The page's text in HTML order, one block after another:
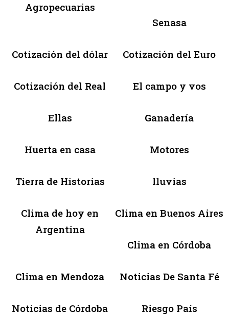
Agropecuarias
Senasa
Cotización del dólar Cotización del Euro
Cotización del Real El campo y vos
Ellas Ganadería
Huerta en casa Motores
Tierra de Historias lluvias
Clima de hoy en
Argentina
Clima en Buenos Aires
Clima en Córdoba
Clima en Mendoza Noticias De Santa Fé
Noticias de Córdoba Riesgo País